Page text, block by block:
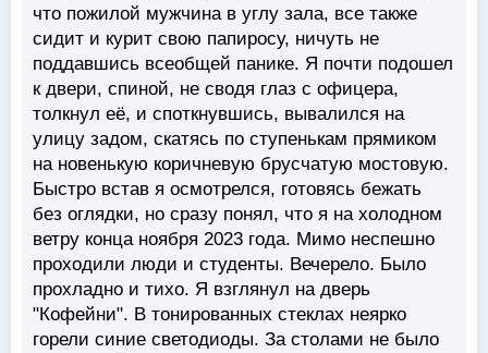
что пожилой мужчина в углу зала, все также
сидит и курит свою папиросу, ничуть не
поддавшись всеобщей панике. Я почти подошел
к двери, спиной, не сводя глаз с офицера,
толкнул её, и споткнувшись, вывалился на
улицу задом, скатясь по ступенькам прямиком
на новенькую коричневую брусчатую мостовую.
Быстро встав я осмотрелся, готовясь бежать
без оглядки, но сразу понял, что я на холодном
ветру конца ноября 2023 года. Мимо неспешно
проходили люди и студенты. Вечерело. Было
прохладно и тихо. Я взглянул на дверь
"Кофейни". В тонированных стеклах неярко
горели синие светодиоды. За столами не было